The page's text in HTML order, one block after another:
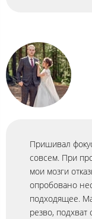
Пришивал
совсем. При
мои мозги
опробовано
подходящее.
резво,